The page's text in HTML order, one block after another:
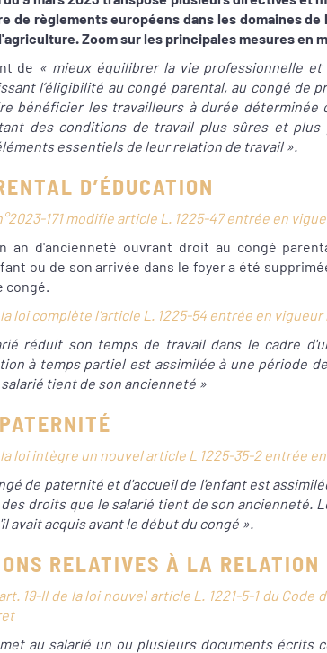
de règlements européens dans les domaines
Zoom sur les principales mesures en
de « mieux équilibrer la vie professionnelle
l’éligibilité au congé parental, au congé de
bénéficier les travailleurs à durée
des conditions de travail plus sûres et
essentiels de leur relation de travail ».
D’ÉDUCATION
171 modifie article L. 1225-47 entrée en
an d'ancienneté ouvrant droit au congé
ou de son arrivée dans le foyer a été
congé.
loi complète l’article L. 1225-54 entrée en vigueur
réduit son temps de travail dans le cadre
à temps partiel est assimilée à une période
tient de son ancienneté »
la loi intègre un nouvel article L 1225-35-2 entrée
de paternité et d'accueil de l'enfant est
droits que le salarié tient de son ancienneté.
avait acquis avant le début du congé ».
RELATIVES À LA
19-II de la loi nouvel article L. 1221-5-1 du
au salarié un ou plusieurs documents écrits